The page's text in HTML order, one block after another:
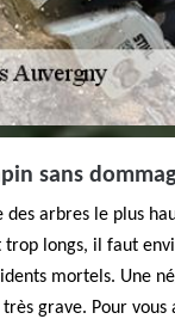
sans
des arbres le plus
trop longs, il faut
mortels. Une
grave. Pour vous